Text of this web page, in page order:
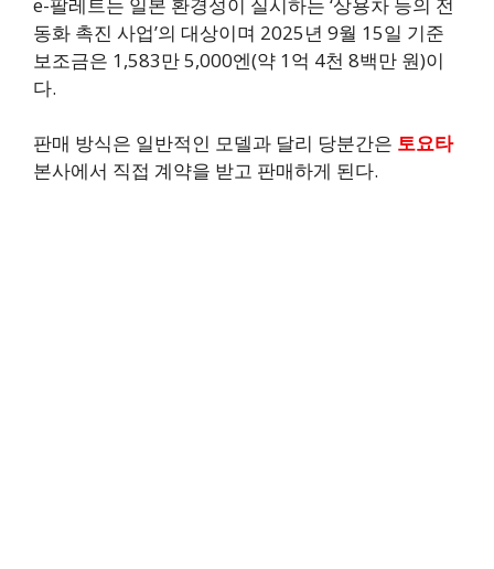
동화 촉진 사업’의 대상이며 2025년 9월 15일 기준
보조금은 1,583만 5,000엔(약 1억 4천 8백만 원)이
다.
판매 방식은 일반적인 모델과 달리 당분간은 토요타
본사에서 직접 계약을 받고 판매하게 된다.